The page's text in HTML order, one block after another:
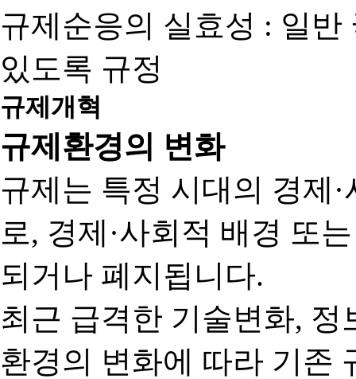
규제순응의 실효성 : 일
있도록 규정
규제개혁
규제환경의 변화
규제는 특정 시대의 경제
로, 경제·사회적 배경 또
되거나 폐지됩니다.
최근 급격한 기술변화,
환경의 변화에 따라 기존